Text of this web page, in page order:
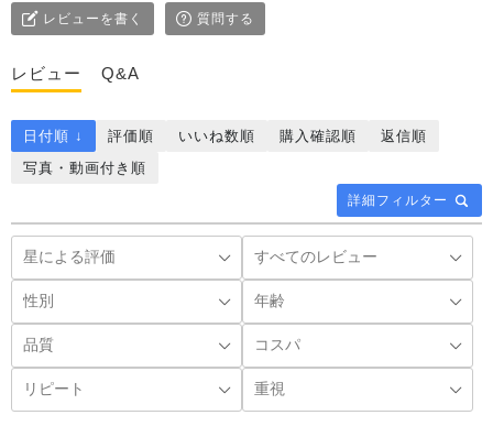
レビューを書く 質問する
レビュー Q&A
詳細フィルター
日付順 ↓ 評価順 いいね数順 購入確認順
返信順
写真・動画付き順